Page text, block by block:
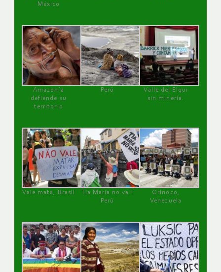
México
Amazonía
defiende su
territorio
Perú
Valle del Elqui
sin minería.
Vale mata, Brasil
Tía María no va !
Perú
Orinoco,
Venezuela